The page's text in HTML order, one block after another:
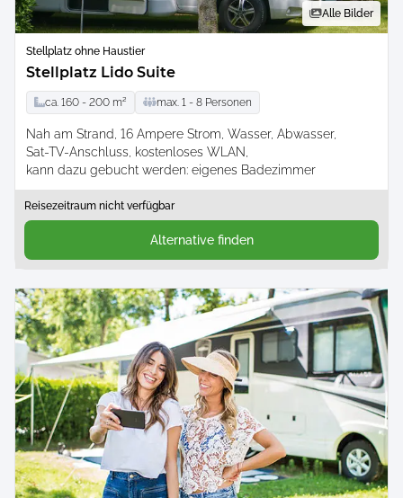
Alle Bilder
Stellplatz ohne Haustier
Stellplatz Lido Suite
ca. 160 - 200 m² max. 1 - 8 Personen
Nah am Strand 16 Ampere Strom Wasser Abwasser
Sat-TV-Anschluss kostenloses WLAN
kann dazu gebucht werden: eigenes Badezimmer
Reisezeitraum nicht verfügbar
Alternative finden